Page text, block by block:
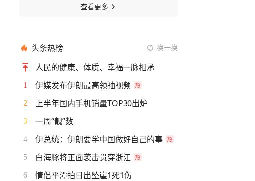
查看更多
头条热榜 换一换
人民的健康、体质、幸福一脉相承
1 伊媒发布伊朗最高领袖视频
2 上半年国内手机销量TOP30出炉
3 一周“靓”数
4 伊总统：伊朗要学中国做好自己的事
5 白海豚将正面袭击贯穿浙江
6 情侣平潭拍日出坠崖1死1伤